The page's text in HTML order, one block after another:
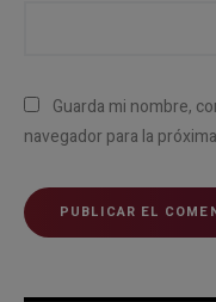
Guarda mi nombre,
navegador para la